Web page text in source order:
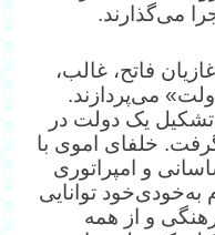
می‌گذارند.
فاتح، غالب،‌
می‌پردازند.
یک دولت در
خلفای اموی با
و امپراتوری
به‌خودی‌خود توانایی
و از همه